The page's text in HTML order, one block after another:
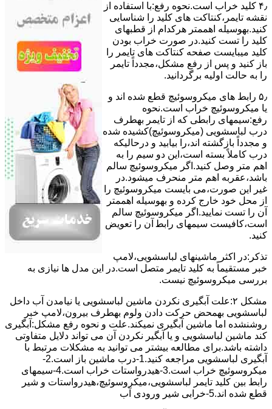
۴٫ ﮐﻠﯿﺪ ﺧﺮاب اﺳﺖ.نحوه رفع:ﺑﺎ اﺳﺘﻔﺎده از
ﻧﻘﺸﻪ ﺗﺎﯾﻤﺮ،ﮐﻨﺘﺎﮐﺖ ﻫﺎی ﮐﻠﯿﺪ را ﺷﻨﺎﺳﺎﯾﯽ
کنید.بهوسیله اهممتر هرکدام از قطبهای
ﮐﻠﯿﺪ را ﺗﺴﺖ ﮐﻨﯿﺪ.در ﺻﻮرت ﺧﺮاب ﺑﻮدن
ﮐﻠﯿﺪ میبایست ﺻﻔﺤﻪ ﮐﻨﺘﺎﮐﺖ ﻫﺎی ﺗﺎﯾﻤﺮ را
باز کنید و ﭘﺲ از رﻓﻊ مشکل،مجدداً ﺗﺎﯾﻤﺮ
را به حالت اوﻟﯿﻪ برگردانید.
۵٫ رابط های ﻣﯿﮑﺮوﺳﻮﺋﯿﭻ ﻗﻄﻊ شده اند و
ﯾﺎ ﻣﯿﮑﺮوﺳﻮﺋﯿﭻ ﺧﺮاب اﺳﺖ.نحوه
رفع:سیمهای راﺑﻄﯽ ﮐﻪ از ﺗﺎﯾﻤﺮ بهطرف
درب لباسشویی (ﻣﯿﮑﺮوﺳﻮﺋﯿﭻ)کشیده شده
و مجدداً بازگشته اند،را ﺑﯿﺎﺑﯿﺪ و درحالیکه
درب کاملاً ﺑﺴﺘﻪ اﺳﺖ،اﯾﻦ دو ﺳﯿﻢ را ﺑﻪ
اﻫﻢ ﻣﺘﺮ وصل کنید.اﮔﺮ ﻣﯿﮑﺮوﺳﻮﺋﯿﭻ ﺳﺎﻟﻢ
ﺑﺎﺷﺪ،ﻋﻘﺮﺑﻪ اهم متر ﻣﻨﺤﺮف میشود.در
ﻏﯿﺮ اﯾﻦ ﺻﻮرت،می بایست ﻣﯿﮑﺮوﺳﻮﺋﯿﭻ را
از ﻣﺤﻞ خود ﺧﺎرج کرده و بهوسیله اهممتر
آن را ﺗﺴﺖ ﻧﻤﺎﯾﯿﺪ.اﮔﺮ ﻣﯿﮑﺮوﺳﻮﺋﯿﭻ ﺳﺎﻟﻢ
اﺳﺖ،ﮐﺎﻓﯿﺴﺖ سیمهای راﺑﻄ آن را ﺗﻌﻮﯾﺾ
کنید.
ﺗﺬﮐﺮ:در اﮐﺜﺮ ماشینهای لباسشویی،ﻻﻣﭗ
ﺧﺒﺮ مستقیماً ﺑﻪ ﮐﻠﯿﺪ ﺗﺎﯾﻤﺮ ﻣﺘﺼﻞ اﺳﺖ.در اﯾﻦ مدل ها ﻧﯿﺎزی ﺑﻪ
بررسی ﻣﯿﮑﺮوﺳﻮﺋﯿﭻ نیست.
مشکل ۲:علت آبگیری نکردن ماشین لباسشویی یا نیامدن آب داخل
لباسشویی بهمحض ﺣﺮﮐﺖ دادن وﻟﻮم بهطرف ﺑﯿﺮون،ﻻﻣﭗ ﺧﺒﺮ
روشنشده اﻣﺎ ﻣﺎﺷﯿﻦ آﺑﮕﯿﺮی نمیکند.ﻋﻠﺖ و نحوه رﻓﻊ مشکل:آبگیری
کند ماشین لباسشویی و یا آبگیر نکردن آن می تواند دلایل متفاوتی
داشته باشد.برای مطالعه بیشتر می توانید به مشکلات مرتبط با
آبگیری لباسشویی مراجعه کنید.1-درب ﻣﺎﺷﯿﻦ ﺑﺎز اﺳﺖ.2-
ﻣﯿﮑﺮوﺳﻮﺋﯿﭻ ﺧﺮاب اﺳﺖ.3-ﻫﯿﺪرواﺳﺘﺎت ﺧﺮاب اﺳﺖ.4-سیمهای
راﺑﻂ ﺑﯿﻦ ﮐﻠﯿﺪ ﺗﺎﯾﻤﺮ لباسشویی،ﻣﯿﮑﺮوﺳﻮﺋﯿﭻ،ﻫﯿﺪرواﺳﺘﺎت و ﺷﯿﺮ
ﻗﻄﻊ ﺷﺪه اند.5-خرابی شیر ورودی آب